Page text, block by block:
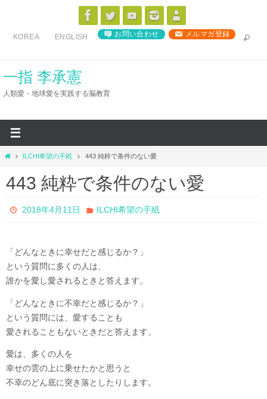
ス
KOREA ENGLISH お問い合わせ メルマガ登録
一指 李承憲
人類愛・地球愛を実践する脳教育
ホ
ム
ILCHI希望の手紙 443 純粋で条件のない愛
443 純粋で条件のない愛
2018年4月11日 ILCHI希望の手紙
「どんなときに幸せだと感じるか？」
という質問に多くの人は、
誰かを愛し愛されるときと答えます。
「どんなときに不幸だと感じるか？」
という質問には、愛することも
愛されることもないときだと答えます。
愛は、多くの人を
幸せの雲の上に乗せたかと思うと
不幸のどん底に突き落としたりします。